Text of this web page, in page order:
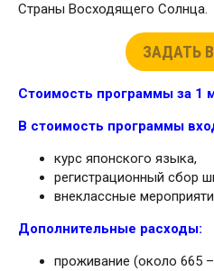
Страны Восходящего Солнца.
ЗАДАТЬ
Стоимость программы за 1
В стоимость программы
курс японского языка,
регистрационный сбор
внеклассные
Дополнительные расходы:
проживание (около 665